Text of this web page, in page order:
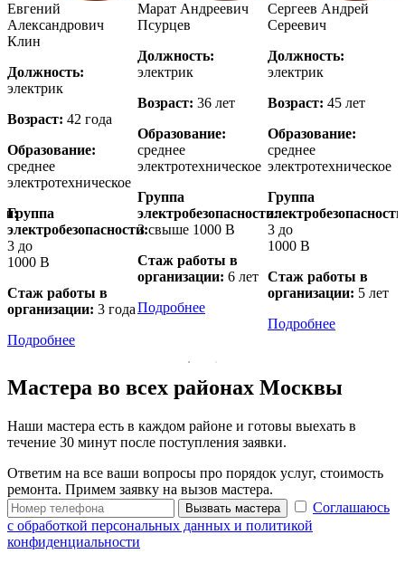
Евгений
Александрович
Клин
Должность:
электрик
Возраст: 42 года
Образование:
среднее
электротехническое
Группа
электробезопасности:
3 до
1000 В
Стаж работы в
организации: 3 года
Подробнее
Марат Андреевич
Псурцев
Должность:
электрик
Возраст: 36 лет
Образование:
среднее
электротехническое
Группа
электробезопасности:
3 свыше 1000 В
Стаж работы в
организации: 6 лет
Подробнее
Сергеев Андрей
Сереевич
Должность:
электрик
Возраст: 45 лет
Образование:
среднее
электротехническое
Группа
3 до
1000 В
Стаж работы в
организации: 5 лет
Подробнее
Мастера во всех районах Москвы
Наши мастера есть в каждом районе и готовы выехать в
течение 30 минут после поступления заявки.
Ответим на все ваши вопросы про порядок услуг, стоимость
ремонта. Примем заявку на вызов мастера.
Вызвать мастера
Соглашаюсь
с обработкой персональных данных и политикой
конфиденциальности